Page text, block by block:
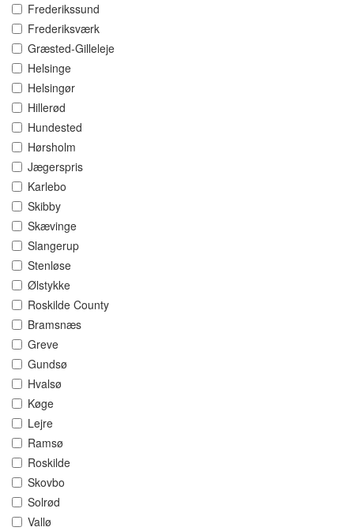
Frederikssund
Frederiksværk
Græsted-Gilleleje
Helsinge
Helsingør
Hillerød
Hundested
Hørsholm
Jægerspris
Karlebo
Skibby
Skævinge
Slangerup
Stenløse
Ølstykke
Roskilde County
Bramsnæs
Greve
Gundsø
Hvalsø
Køge
Lejre
Ramsø
Roskilde
Skovbo
Solrød
Vallø